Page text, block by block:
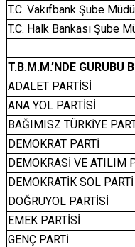
T.C. Vakıfbank Şube
T.C. Halk Bankası Şube
T.B.M.M.’NDE GURUBU
ADALET PARTİSİ
ANA YOL PARTİSİ
BAĞIMISZ TÜRKİYE
DEMOKRAT PARTİ
DEMOKRASİ VE ATILIM
DEMOKRATİK SOL PARTİ
DOĞRUYOL PARTİSİ
EMEK PARTİSİ
GENÇ PARTİ